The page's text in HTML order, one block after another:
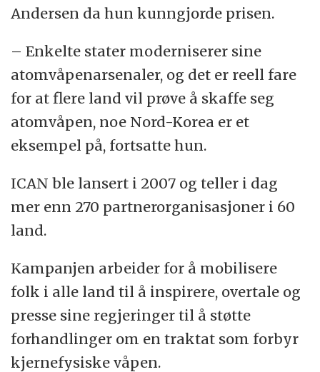
Andersen da hun kunngjorde prisen.
– Enkelte stater moderniserer sine
atomvåpenarsenaler, og det er reell fare
for at flere land vil prøve å skaffe seg
atomvåpen, noe Nord-Korea er et
eksempel på, fortsatte hun.
ICAN ble lansert i 2007 og teller i dag
mer enn 270 partnerorganisasjoner i 60
land.
Kampanjen arbeider for å mobilisere
folk i alle land til å inspirere, overtale og
presse sine regjeringer til å støtte
forhandlinger om en traktat som forbyr
kjernefysiske våpen.